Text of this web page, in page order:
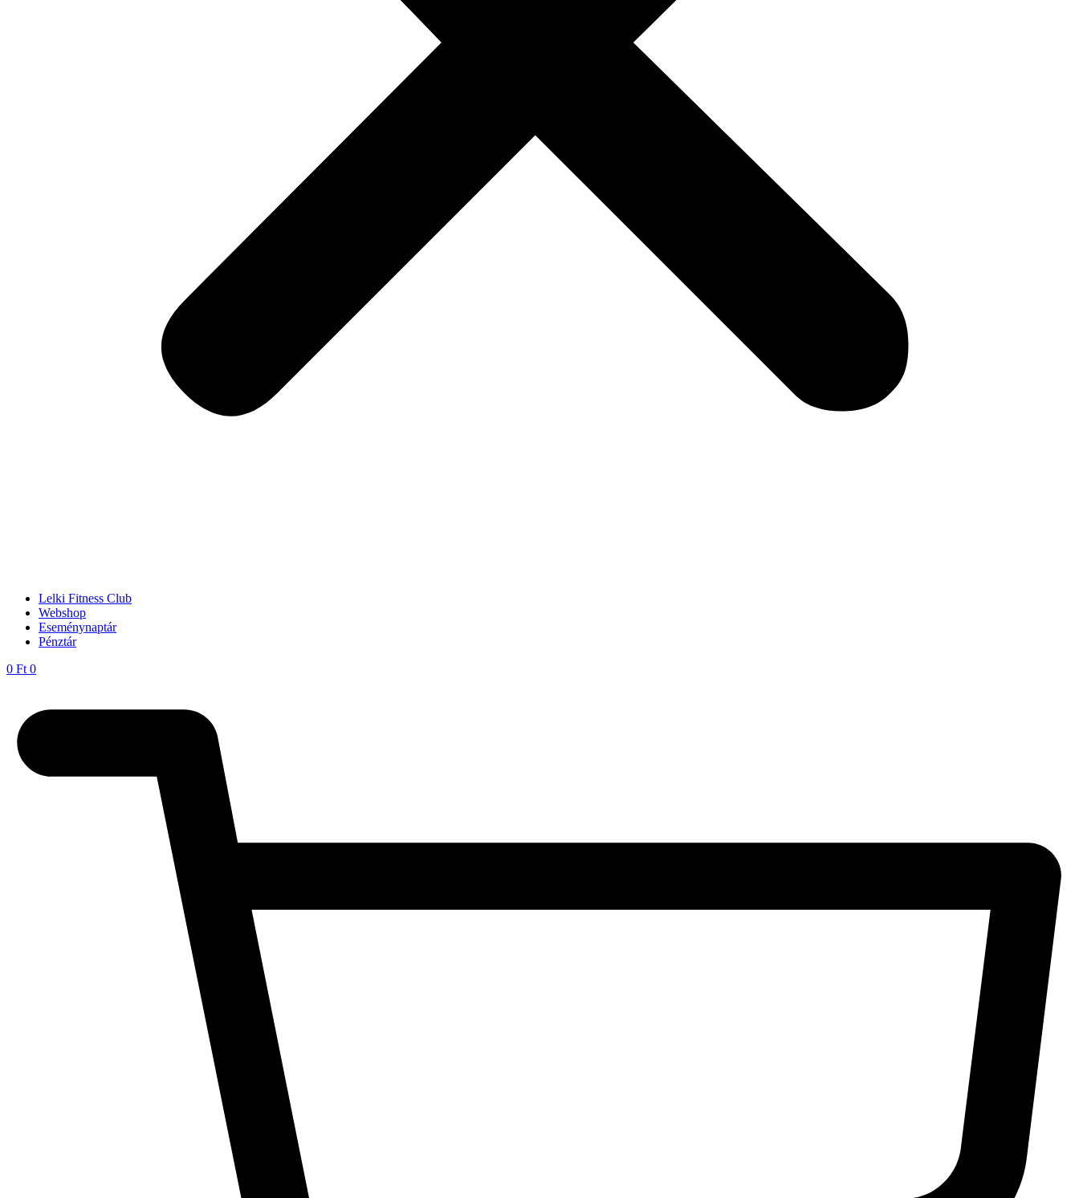
Lelki Fitness Club
Webshop
Eseménynaptár
Pénztár
0 Ft 0